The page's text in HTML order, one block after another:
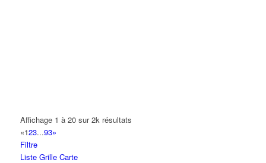
ABBAOUI TOUFIK
10 Allée Georges Gershwin 93420 VILLEPINTE
ABBES SARAH
Affichage 1 à 20 sur 2k résultats
«123...93»
Filtre
Liste Grille Carte